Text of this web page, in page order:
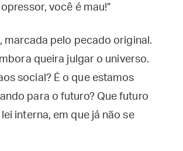
você é mau!”
marcada pelo pecado original.
queira julgar o universo.
social? É o que estamos
para o futuro? Que futuro
interna, em que já não se